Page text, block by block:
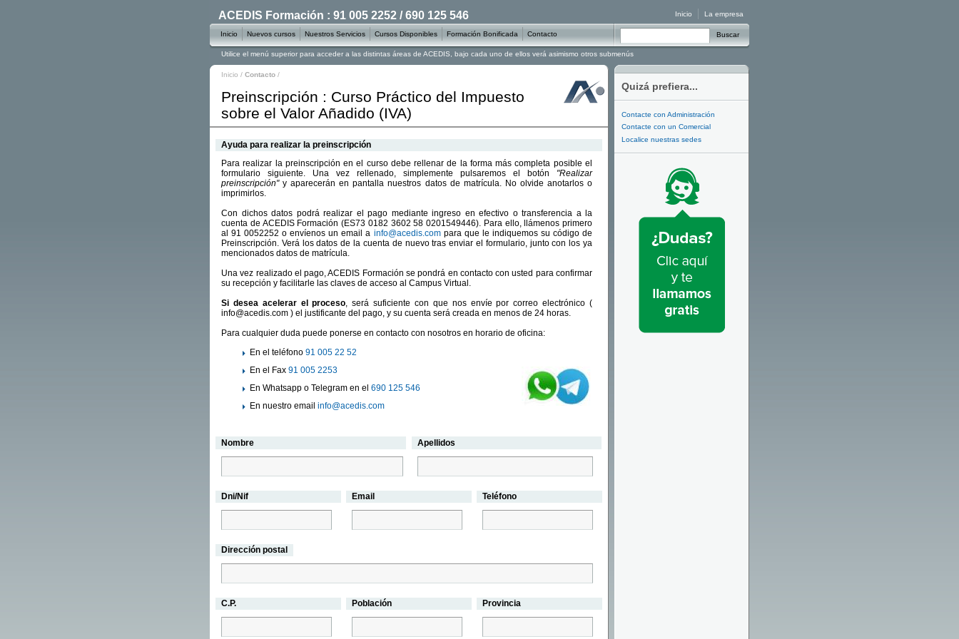
Inicio / Contacto /
Preinscripción : Curso Práctico del Impuesto
sobre el Valor Añadido (IVA)
Ayuda para realizar la preinscripción
Para realizar la preinscripción en el curso debe rellenar de la forma más completa posible el
formulario siguiente. Una vez rellenado, simplemente pulsaremos el botón "Realizar
preinscripción"y aparecerán en pantalla nuestros datos de matrícula. No olvide anotarlos o
imprimirlos.
Con dichos datos podrá realizar el pago mediante ingreso en efectivo o transferencia a la
cuenta de ACEDIS Formación (ES73 0182 3602 58 0201549446). Para ello, llámenos primero
al 91 0052252 o envíenos un email a info@acedis.compara que le indiquemos su código de
Preinscripción. Verá los datos de la cuenta de nuevo tras enviar el formulario, junto con los ya
mencionados datos de matrícula.
Una vez realizado el pago, ACEDIS Formación se pondrá en contacto con usted para confirmar
su recepción y facilitarle las claves de acceso al Campus Virtual.
Si desea acelerar el proceso, será suficiente con que nos envíe por correo electrónico (
info@acedis.com ) el justificante del pago, y su cuenta será creada en menos de 24 horas.
Para cualquier duda puede ponerse en contacto con nosotros en horario de oficina:
En el teléfono 91 005 22 52
En el Fax 91 005 2253
En Whatsapp o Telegram en el 690 125 546
En nuestro email info@acedis.com
Nombre Apellidos
Dni/Nif Email Teléfono
Dirección postal
C.P. Población Provincia
Quizá prefiera...
Contacte con Administración
Contacte con un Comercial
Localice nuestras sedes
ACEDIS Formación : 91 005 2252 / 690 125 546 La empresa
Inicio
Inicio Nuevos cursos Nuestros Servicios Cursos Disponibles Formación Bonificada Contacto Buscar
Utilice el menú superior para acceder a las distintas áreas de ACEDIS, bajo cada uno de ellos verá asimismo otros submenús